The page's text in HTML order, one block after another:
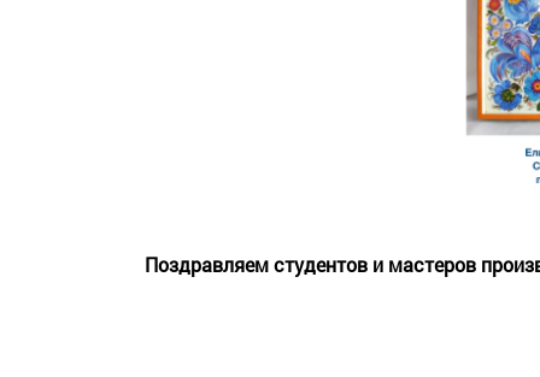
Поздравляем студентов и мастеров